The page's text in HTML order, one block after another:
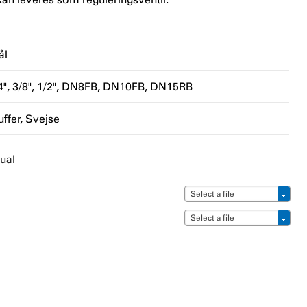
3/8", 1/2" DN8FB, DN10FB, DN15RB
Svejse
Select a file
Select a file